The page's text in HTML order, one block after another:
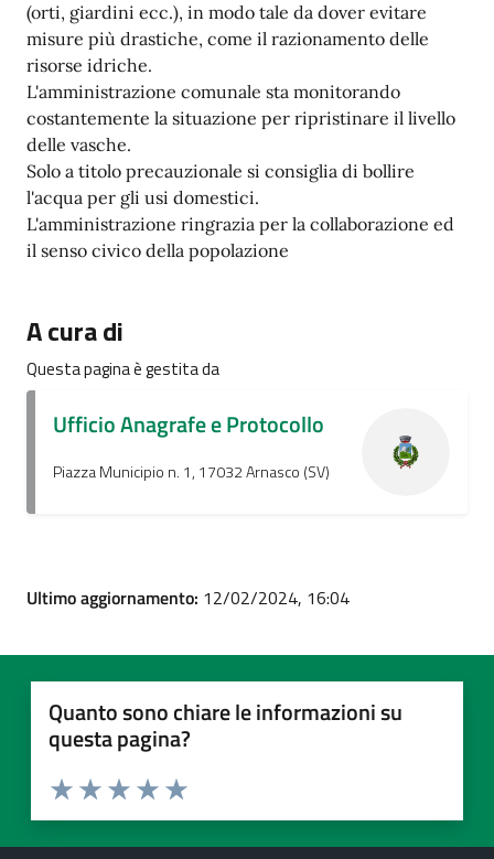
(orti, giardini ecc.), in modo tale da dover evitare
misure più drastiche, come il razionamento delle
risorse idriche.
L'amministrazione comunale sta monitorando
costantemente la situazione per ripristinare il livello
delle vasche.
Solo a titolo precauzionale si consiglia di bollire
l'acqua per gli usi domestici.
L'amministrazione ringrazia per la collaborazione ed
il senso civico della popolazione
A cura di
Questa pagina è gestita da
Ufficio Anagrafe e Protocollo
Piazza Municipio n. 1, 17032 Arnasco (SV)
Ultimo aggiornamento: 12/02/2024, 16:04
Quanto sono chiare le informazioni su
questa pagina?
Valuta 5 stelle su 5
Valuta 4 stelle su 5
Valuta 3 stelle su 5
Valuta 2 stelle su 5
Valuta 1 stelle su 5